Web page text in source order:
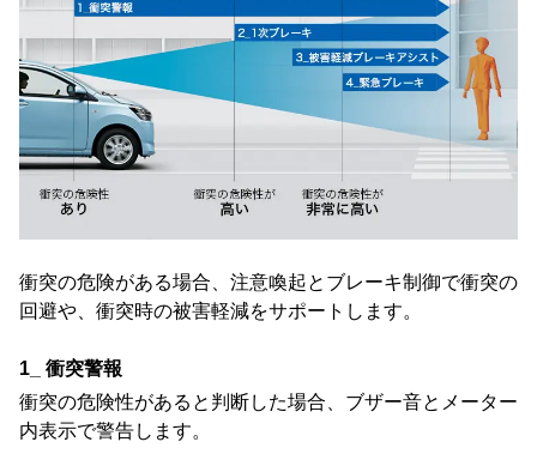
衝突の危険がある場合、注意喚起とブレーキ制御で衝突の
回避や、衝突時の被害軽減をサポートします。
1_ 衝突警報
衝突の危険性があると判断した場合、ブザー音とメーター
内表示で警告します。